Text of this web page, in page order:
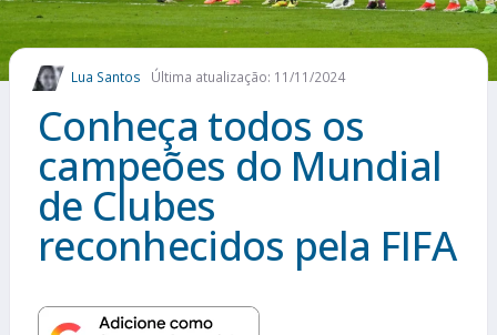
COMO APOSTAR
MAIS ESPORTES
Lua Santos Última atualização: 11/11/2024
Conheça todos os
campeões do Mundial
de Clubes​
reconhecidos pela FIFA